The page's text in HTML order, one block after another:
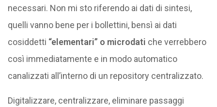
necessari. Non mi sto riferendo ai dati di sintesi,
quelli vanno bene per i bollettini, bensì ai dati
cosiddetti “elementari” o microdati che verrebbero
così immediatamente e in modo automatico
canalizzati all’interno di un repository centralizzato.
Digitalizzare, centralizzare, eliminare passaggi